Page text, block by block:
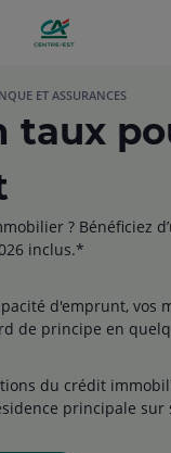
ET ASSURANCES
taux
? Bénéficiez
inclus.*
d'emprunt, vos
de principe en
du crédit
principale sur